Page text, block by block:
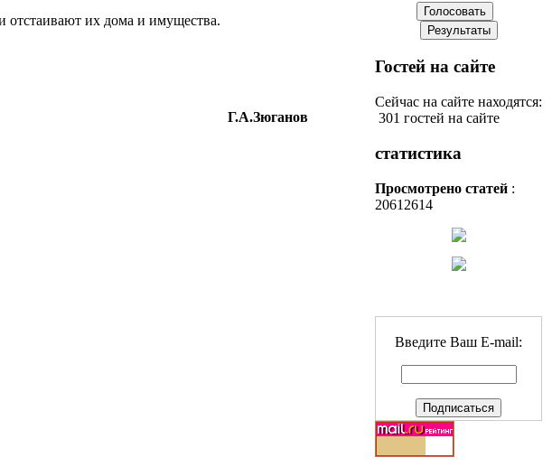
отстаивают их дома и имущества.
Г.А.Зюганов
Гостей на сайте
Сейчас на сайте находятся:
301 гостей на сайте
статистика
Просмотрено статей :
20612614
Введите Ваш E-mail: